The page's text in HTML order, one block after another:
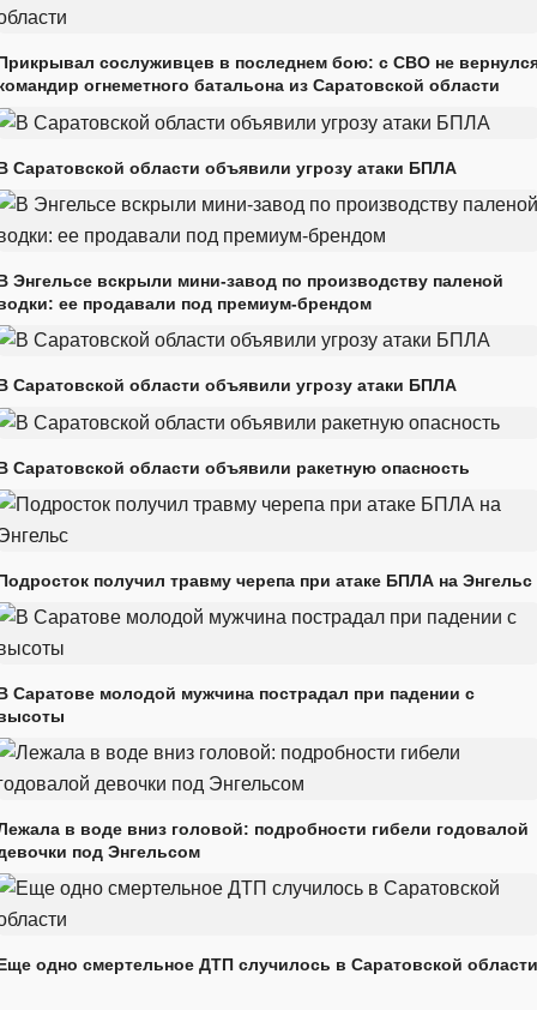
сослуживцев в последнем бою: с СВО не
огнеметного батальона из Саратовской области
Саратовской области объявили угрозу атаки БПЛА
Энгельсе вскрыли мини-завод по производству паленой
ее продавали под премиум-брендом
Саратовской области объявили угрозу атаки БПЛА
Саратовской области объявили ракетную опасность
получил травму черепа при атаке БПЛА на Энгельс
Саратове молодой мужчина пострадал при падении с
в воде вниз головой: подробности гибели годовалой
под Энгельсом
одно смертельное ДТП случилось в Саратовской области